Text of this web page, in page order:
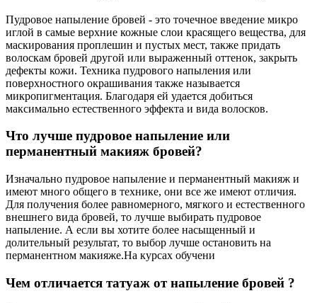
Пудровое напыление бровей - это точечное введение микро
иглой в самые верхние кожные слои красящего вещества, для
маскирования проплешин и пустых мест, также придать
волоскам бровей другой или выраженный оттенок, закрыть
дефекты кожи. Техника пудрового напыления или
поверхностного окрашивания также называется
микропигментация. Благодаря ей удается добиться
максимально естественного эффекта и вида волосков.
Что лучше пудровое напыление или
перманентный макияж бровей?
Изначально пудровое напыление и перманентный макияж и
имеют много общего в технике, они все же имеют отличия.
Для получения более равномерного, мягкого и естественного
внешнего вида бровей, то лучше выбирать пудровое
напыление. А если вы хотите более насыщенный и
долительный результат, то выбор лучше остановить на
перманентном макияже.На курсах обучени
Чем отличается татуаж от напыление бровей ?